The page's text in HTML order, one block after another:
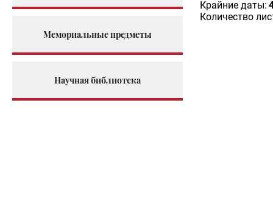
Мемориальные предметы
Научная библиотека
Крайние даты:
Количество